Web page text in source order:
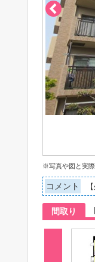
※写真や図と実際
コメント
間取り